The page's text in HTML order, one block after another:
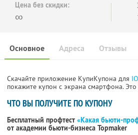
Цена без скидки:
∞
Основное Отзывы
Адреса
Скачайте приложение КупиКупона для
покажите купон с экрана смартфона.
ЧТО ВЫ ПОЛУЧИТЕ ПО КУПОНУ
Бесплатный профтест «Какая бьюти-
от академии бьюти-бизнеса Topmaker